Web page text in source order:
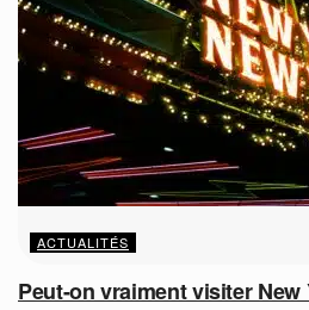
ACTUALITÉS
Peut-on vraiment visiter